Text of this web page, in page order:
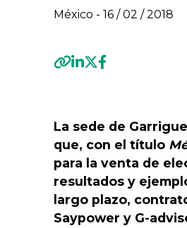
México - 16 / 02 / 2018
La sede de
que, con el título
para la venta de
resultados y
largo plazo,
Saypower y G-